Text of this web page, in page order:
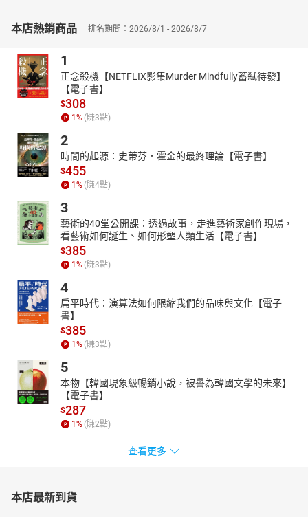
本店熱銷商品 排名期間：2026/8/1 - 2026/8/7
1
正念殺機【NETFLIX影集Murder Mindfully蓄弒待發】
【電子書】
$308
1 % (賺3點)
2
時間的起源：史蒂芬．霍金的最終理論【電子書】
$455
1 % (賺4點)
3
藝術的40堂公開課：透過故事，走進藝術家創作現場，
看藝術如何誕生、如何形塑人類生活【電子書】
$385
1 % (賺3點)
4
扁平時代：演算法如何限縮我們的品味與文化【電子
書】
$385
1 % (賺3點)
5
本物【韓國現象級暢銷小說，被譽為韓國文學的未來】
【電子書】
$287
1 % (賺2點)
查看更多
本店最新到貨